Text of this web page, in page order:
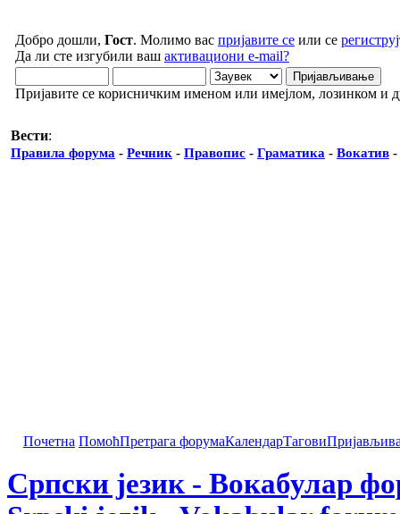
Добро дошли, Гост. Молимо вас пријавите се или се
Да ли сте изгубили ваш активациони e-mail?
Пријавите се корисничким именом или имејлом, лозинком и
Вести:
Правила форума - Речник - Правопис - Граматика - Вокатив -
Почетна ПомоћПретрага форумаКалендарТагови
Српски језик - Вокабулар